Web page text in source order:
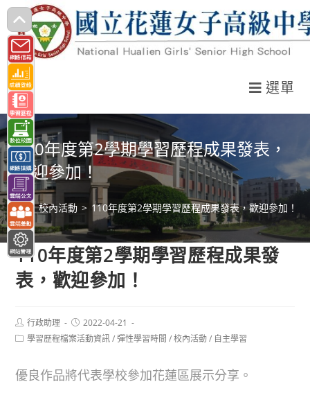
跳
轉
至
主
要
內
容
選單
110年度第2學期學習歷程成果發表，
歡迎參加！
> 校內活動 > 110年度第2學期學習歷程成果發表，歡迎參加！
110年度第2學期學習歷程成果發
表，歡迎參加！
Post
author:
行政助理
Post
published:
2022-04-21
Post學習歷程檔案活動資訊 / 彈性學習時間 / 校內活動 / 自主學習
優良作品將代表學校參加花蓮區展示分享。